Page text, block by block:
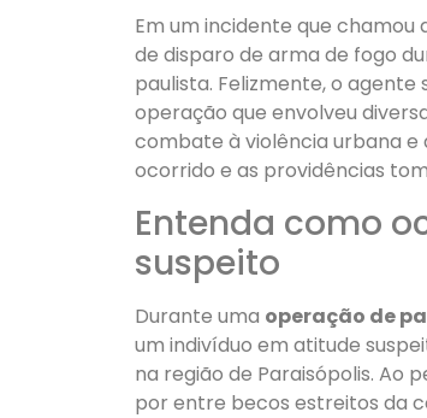
Em um incidente que
de disparo de arma de fogo
paulista. Felizmente, o
operação que envolveu
combate à violência urbana e
ocorrido e as providências
Entenda como
suspeito
Durante uma operação de
um indivíduo em atitude
na região de Paraisópolis. Ao
por entre becos estreitos da